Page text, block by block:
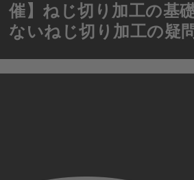
催】ねじ切り加工の基
ないねじ切り加工の疑